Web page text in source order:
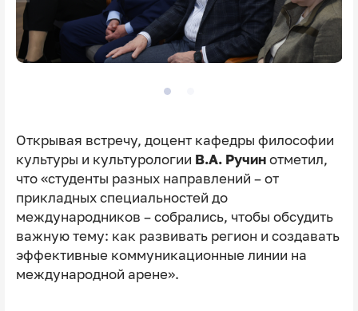
Открывая встречу, доцент кафедры философии
культуры и культурологии В.А. Ручинотметил,
что «студенты разных направлений – от
прикладных специальностей до
международников – собрались, чтобы обсудить
важную тему: как развивать регион и создавать
эффективные коммуникационные линии на
международной арене».